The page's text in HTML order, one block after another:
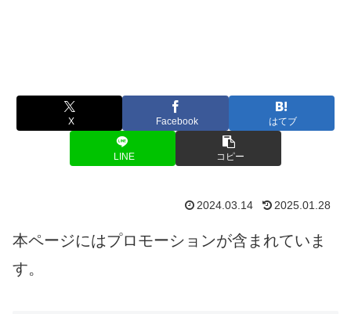
X Facebook はてブ
LINE コピー
2024.03.14 2025.01.28
本ページにはプロモーションが含まれていま
す。